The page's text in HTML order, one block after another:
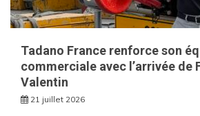
Tadano France renforce son
commerciale avec l’arrivée de
Valentin
21 juillet 2026